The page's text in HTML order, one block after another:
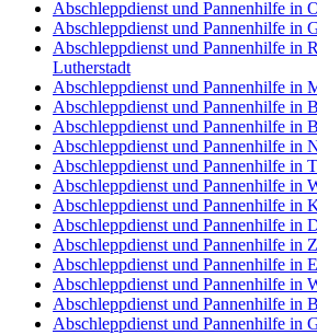
Abschleppdienst und Pannenhilfe in
Abschleppdienst und Pannenhilfe in
Abschleppdienst und Pannenhilfe in
Lutherstadt
Abschleppdienst und Pannenhilfe in
Abschleppdienst und Pannenhilfe in
Abschleppdienst und Pannenhilfe in
Abschleppdienst und Pannenhilfe in
Abschleppdienst und Pannenhilfe in
Abschleppdienst und Pannenhilfe in
Abschleppdienst und Pannenhilfe in
Abschleppdienst und Pannenhilfe in
Abschleppdienst und Pannenhilfe in
Abschleppdienst und Pannenhilfe in
Abschleppdienst und Pannenhilfe in
Abschleppdienst und Pannenhilfe in
Abschleppdienst und Pannenhilfe in